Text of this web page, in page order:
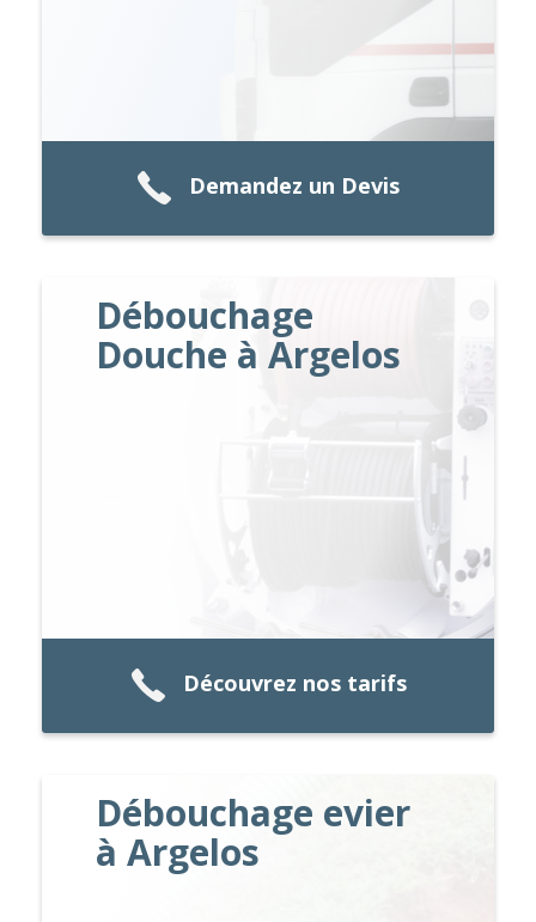
Demandez un Devis
Débouchage
Douche à Argelos
Découvrez nos tarifs
Débouchage evier
à Argelos